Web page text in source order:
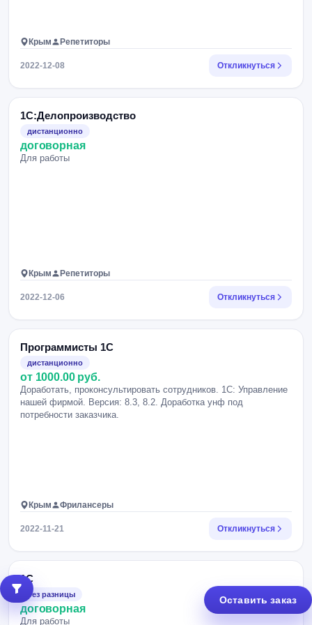
Крым Репетиторы
2022-12-08 Откликнуться
1С:Делопроизводство
дистанционно
договорная
Для работы
Крым Репетиторы
2022-12-06 Откликнуться
Программисты 1С
дистанционно
от 1000.00 руб.
Доработать, проконсультировать сотрудников. 1С: Управление
нашей фирмой. Версия: 8.3, 8.2. Доработка унф под
потребности заказчика.
Крым Фрилансеры
2022-11-21 Откликнуться
1С
без разницы
договорная
Для работы
Оставить заказ